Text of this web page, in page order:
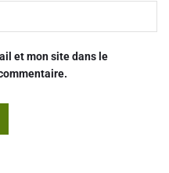
et mon site dans le